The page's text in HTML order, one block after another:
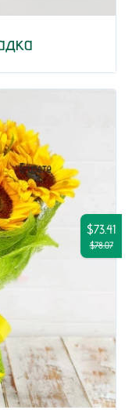
$73.41
$78.07